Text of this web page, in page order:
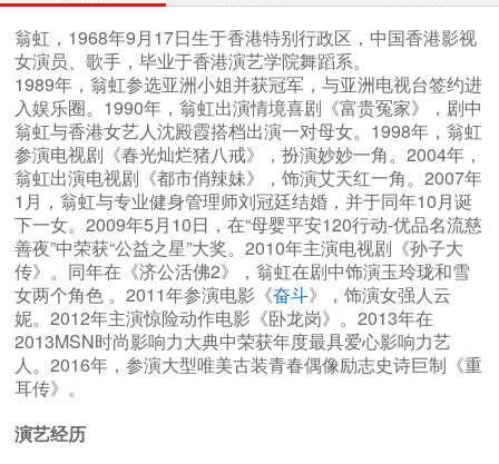
翁虹，1968年9月17日生于香港特别行政区，中国香港影视
女演员、歌手，毕业于香港演艺学院舞蹈系。
1989年，翁虹参选亚洲小姐并获冠军，与亚洲电视台签约进
入娱乐圈。1990年，翁虹出演情境喜剧《富贵冤家》，剧中
翁虹与香港女艺人沈殿霞搭档出演一对母女。1998年，翁虹
参演电视剧《春光灿烂猪八戒》，扮演妙妙一角。2004年，
翁虹出演电视剧《都市俏辣妹》，饰演艾天红一角。2007年
1月，翁虹与专业健身管理师刘冠廷结婚，并于同年10月诞
下一女。2009年5月10日，在“母婴平安120行动-优品名流慈
善夜”中荣获“公益之星”大奖。2010年主演电视剧《孙子大
传》。同年在《济公活佛2》，翁虹在剧中饰演玉玲珑和雪
女两个角色 。2011年参演电影《奋斗》，饰演女强人云
妮。2012年主演惊险动作电影《卧龙岗》。2013年在
2013MSN时尚影响力大典中荣获年度最具爱心影响力艺
人。2016年，参演大型唯美古装青春偶像励志史诗巨制《重
耳传》。
演艺经历